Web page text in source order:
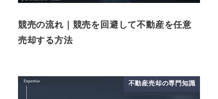
競売の流れ｜競売を回避して不動産を任意
売却する方法
不動産売却の専門知識